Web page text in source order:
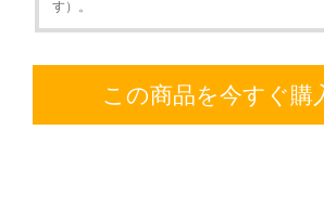
す）。
この商品を今すぐ購